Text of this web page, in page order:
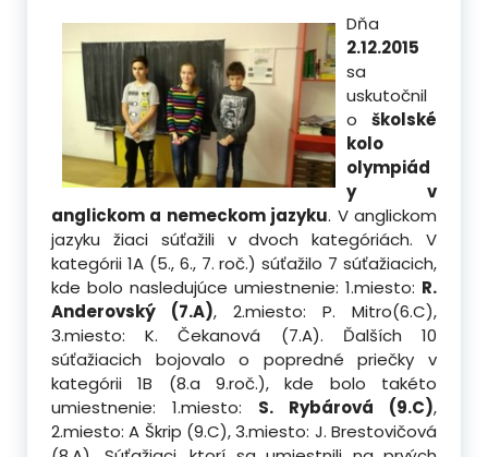
Dňa
2.12.2015
sa
uskutočnil
o školské
kolo
olympiád
y v
anglickom a nemeckom jazyku. V anglickom
jazyku žiaci súťažili v dvoch kategóriách. V
kategórii 1A (5., 6., 7. roč.) súťažilo 7 súťažiacich,
kde bolo nasledujúce umiestnenie: 1.miesto: R.
Anderovský (7.A), 2.miesto: P. Mitro(6.C),
3.miesto: K. Čekanová (7.A). Ďalších 10
súťažiacich bojovalo o popredné priečky v
kategórii 1B (8.a 9.roč.), kde bolo takéto
umiestnenie: 1.miesto: S. Rybárová (9.C),
2.miesto: A Škrip (9.C), 3.miesto: J. Brestovičová